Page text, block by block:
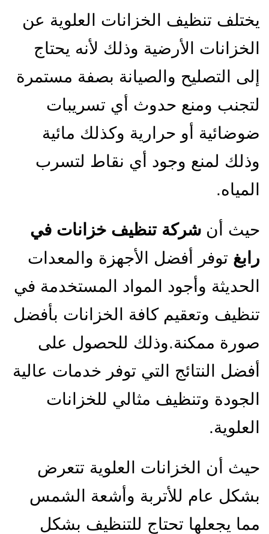
يختلف تنظيف الخزانات العلوية عن
الخزانات الأرضية وذلك لأنه يحتاج
إلى التصليح والصيانة بصفة مستمرة
لتجنب ومنع حدوث أي تسريبات
ضوضائية أو حرارية وكذلك مائية
وذلك لمنع وجود أي نقاط لتسرب
المياه.
حيث أن شركة تنظيف خزانات في
رابغ توفر أفضل الأجهزة والمعدات
الحديثة وأجود المواد المستخدمة في
تنظيف وتعقيم كافة الخزانات بأفضل
صورة ممكنة.وذلك للحصول على
أفضل النتائج التي توفر خدمات عالية
الجودة وتنظيف مثالي للخزانات
العلوية.
حيث أن الخزانات العلوية تتعرض
بشكل عام للأتربة وأشعة الشمس
مما يجعلها تحتاج للتنظيف بشكل